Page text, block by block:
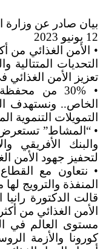
بيان صادر عن وزارة
12 يونيو 2023
• الأمن الغذائي من
التحديات
تعزيز الأمن
• 30% من
الخاص.. ونستهدف
التمويلات
• “المشاط” تستعرض
والبنك الأفريقي
لتحفيز جهود الأمن
• نتعاون مع
المنفذة والترويج
قالت الدكتورة
الأمن الغذائي من
مستوى العالم في
كورونا والأزمة